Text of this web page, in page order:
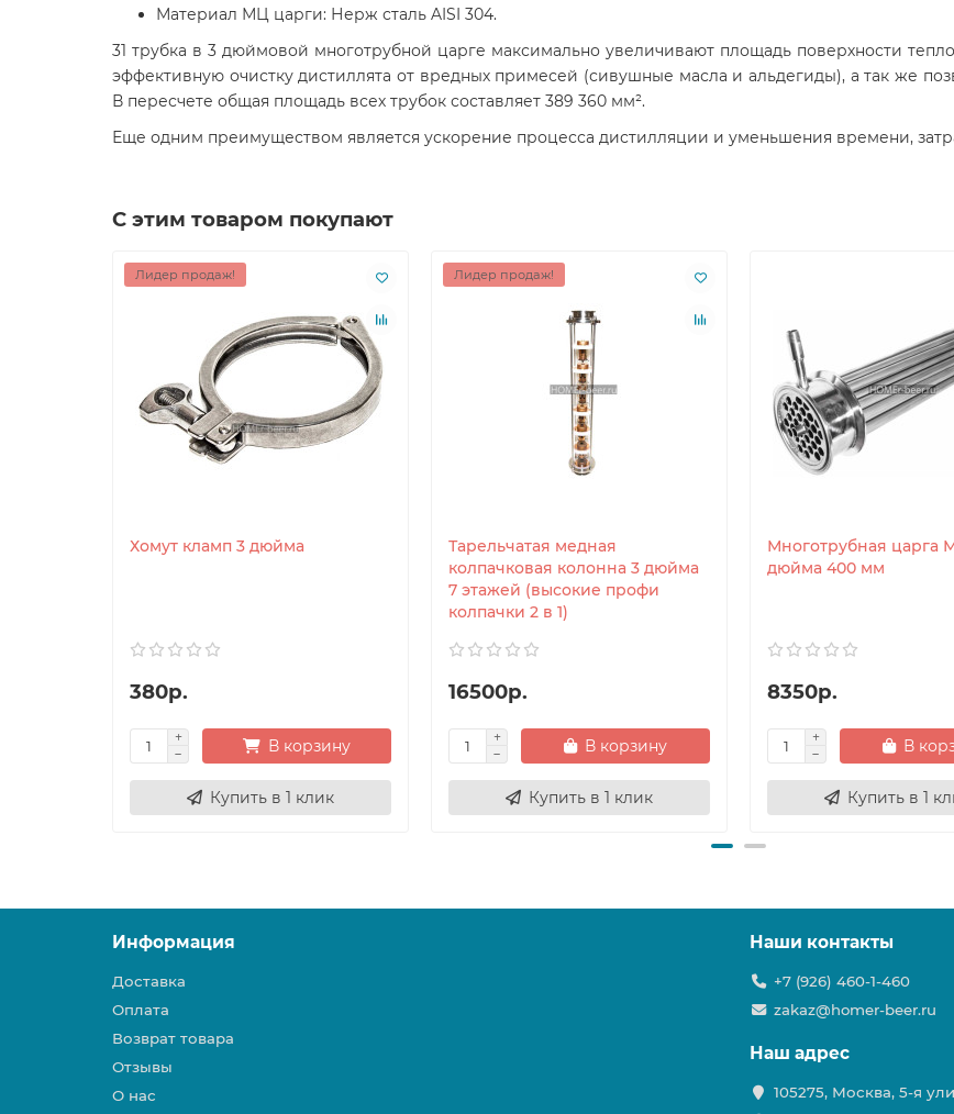
Материал МЦ царги: Нерж сталь AISI 304.
31 трубка в 3 дюймовой многотрубной царге максимально увеличивают площадь поверхности
эффективную очистку дистиллята от вредных примесей (сивушные масла и альдегиды), а так же
В пересчете общая площадь всех трубок составляет 389 360 мм².
Еще одним преимуществом является ускорение процесса дистилляции и уменьшения времени,
С этим товаром покупают
Лидер продаж!
Хомут кламп 3 дюйма
380р.
В корзину
Купить в 1 клик
Лидер продаж!
Тарельчатая медная
колпачковая колонна 3 дюйма
7 этажей (высокие профи
колпачки 2 в 1)
16500р.
В корзину
Купить в 1 клик
Многотрубная царга
дюйма 400 мм
8350р.
В
Купить в 1
Информация
Доставка
Оплата
Возврат товара
Отзывы
О нас
Наши контакты
+7 (926) 460-1-460
zakaz@homer-beer.ru
Наш адрес
105275, Москва, 5-я